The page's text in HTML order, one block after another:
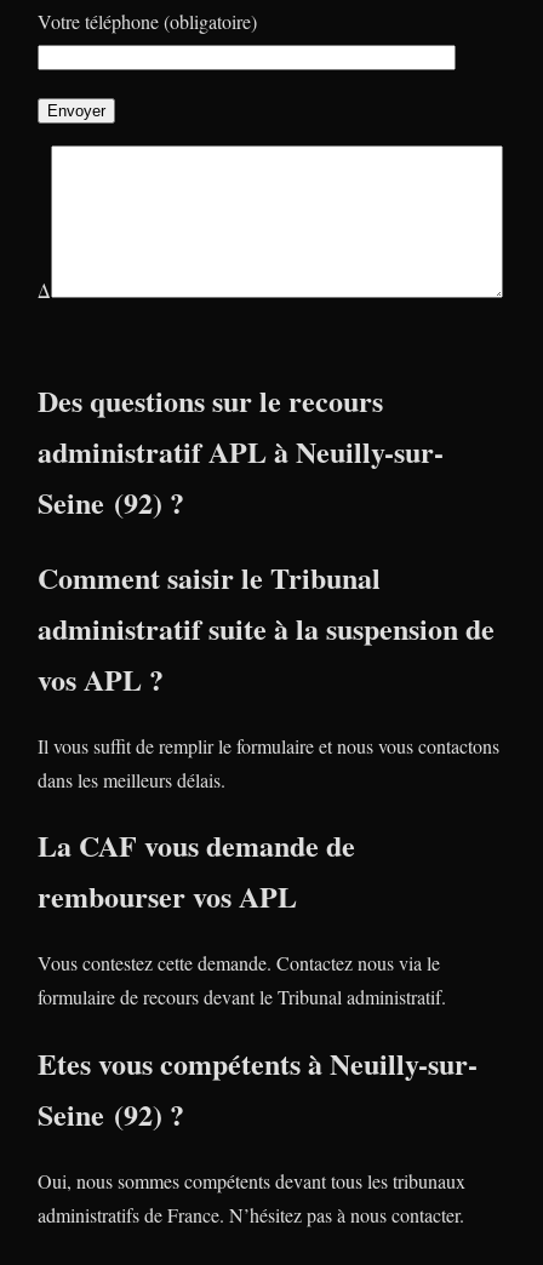
Votre téléphone (obligatoire)
Δ
Des questions sur le recours
administratif APL à Neuilly-sur-
Seine (92) ?
Comment saisir le Tribunal
administratif suite à la suspension de
vos APL ?
Il vous suffit de remplir le formulaire et nous vous contactons
dans les meilleurs délais.
La CAF vous demande de
rembourser vos APL
Vous contestez cette demande. Contactez nous via le
formulaire de recours devant le Tribunal administratif.
Etes vous compétents à Neuilly-sur-
Seine (92) ?
Oui, nous sommes compétents devant tous les tribunaux
administratifs de France. N’hésitez pas à nous contacter.